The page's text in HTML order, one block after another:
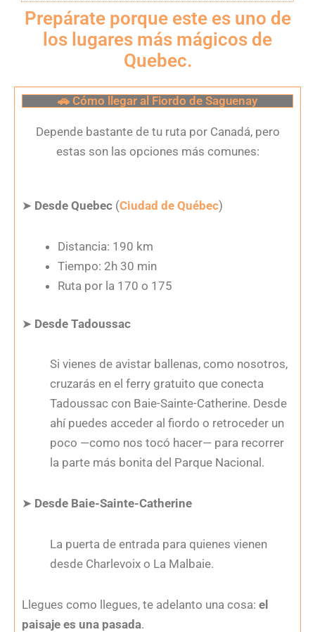
Prepárate porque este es uno de
los lugares más mágicos de
Quebec.
🚗 Cómo llegar al Fiordo de Saguenay
Depende bastante de tu ruta por Canadá, pero
estas son las opciones más comunes:
➤ Desde Quebec (Ciudad de Québec)
Distancia: 190 km
Tiempo: 2h 30 min
Ruta por la 170 o 175
➤ Desde Tadoussac
Si vienes de avistar ballenas, como nosotros,
cruzarás en el ferry gratuito que conecta
Tadoussac con Baie-Sainte-Catherine. Desde
ahí puedes acceder al fiordo o retroceder un
poco —como nos tocó hacer— para recorrer
la parte más bonita del Parque Nacional.
➤ Desde Baie-Sainte-Catherine
La puerta de entrada para quienes vienen
desde Charlevoix o La Malbaie.
Llegues como llegues, te adelanto una cosa: el
paisaje es una pasada.